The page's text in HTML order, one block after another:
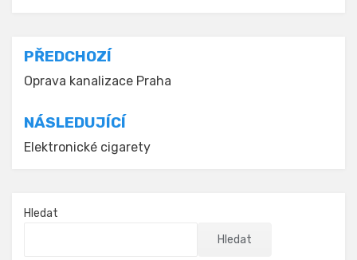
Navigace
pro
příspěvek
PŘEDCHOZÍ
Oprava kanalizace Praha
NÁSLEDUJÍCÍ
Elektronické cigarety
Hledat
Hledat